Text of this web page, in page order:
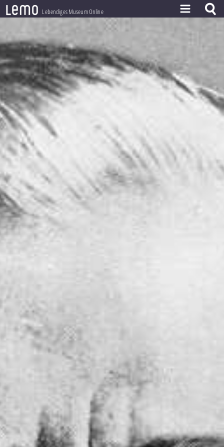
lemo Lebendiges Museum Online
THEMEN
ZEITZEUGEN
BESTAND
LERNEN
PROJEKT